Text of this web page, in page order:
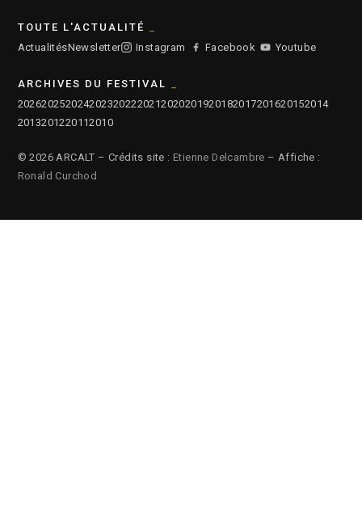
TOUTE L'ACTUALITÉ
ActualitésNewsletter Instagram Facebook Youtube
ARCHIVES DU FESTIVAL
2026202520242023202220212020201920182017201620152014
2013201220112010
© 2026 ARCALT – Crédits site : Etienne Delcambre – Affiche :
Ronald Curchod